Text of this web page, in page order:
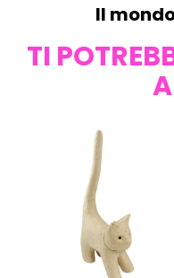
Il
TI